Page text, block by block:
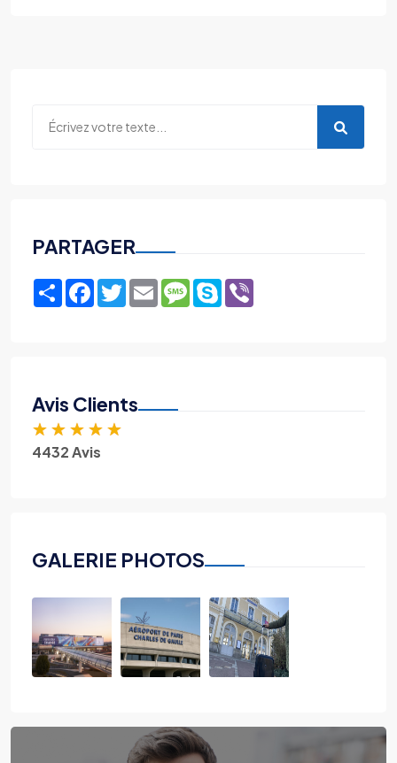
PARTAGER
ShareFacebook
TwitterEmailMessage
Skype
Avis Clients
★ ★ ★ ★ ★
4432 Avis
GALERIE PHOTOS